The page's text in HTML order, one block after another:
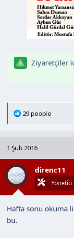
Ziyaretçiler
T
l
e
r
29 people
1 Şub 2016
direnc11
Yönetici
Hafta sonu okuma
bu.